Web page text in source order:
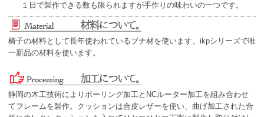
１日で製作できる数も限られますが手作りの味わいの一つです。
椅子の材料として長年使われているブナ材を使います。ikpシリーズで唯
一新品の材料を使います。
静岡の木工技術によりボーリング加工とNCルーター加工を組み合わせ
てフレームを製作。クッションは合皮レザーを使い、曲げ加工された合